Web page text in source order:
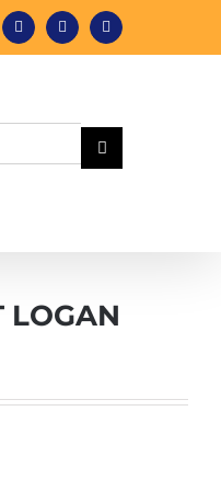
FacebookInstagramTiktok
LOGAN